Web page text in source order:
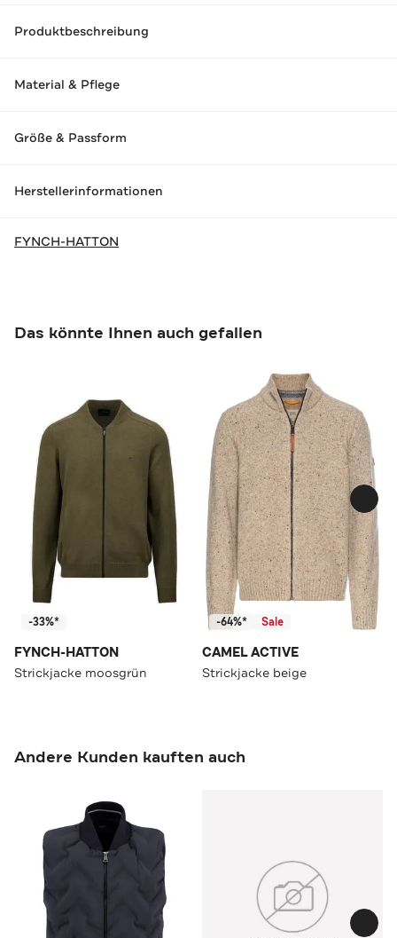
Produktbeschreibung
Material & Pflege
Größe & Passform
Herstellerinformationen
FYNCH-HATTON
Das könnte Ihnen auch gefallen
-33%*
FYNCH-HATTON
Strickjacke moosgrün
-64%* Sale
CAMEL ACTIVE
Strickjacke beige
Andere Kunden kauften auch